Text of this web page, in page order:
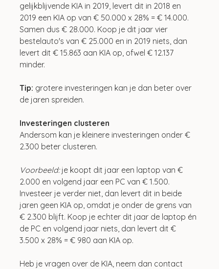
gelijkblijvende KIA in 2019, levert dit in 2018 en
2019 een KIA op van € 50.000 x 28% = € 14.000.
Samen dus € 28.000. Koop je dit jaar vier
bestelauto's van € 25.000 en in 2019 niets, dan
levert dit € 15.863 aan KIA op, ofwel € 12.137
minder.
Tip: grotere investeringen kan je dan beter over
de jaren spreiden.
Investeringen clusteren
Andersom kan je kleinere investeringen onder €
2.300 beter clusteren.
Voorbeeld: je koopt dit jaar een laptop van €
2.000 en volgend jaar een PC van € 1.500.
Investeer je verder niet, dan levert dit in beide
jaren geen KIA op, omdat je onder de grens van
€ 2.300 blijft. Koop je echter dit jaar de laptop én
de PC en volgend jaar niets, dan levert dit €
3.500 x 28% = € 980 aan KIA op.
Heb je vragen over de KIA, neem dan contact